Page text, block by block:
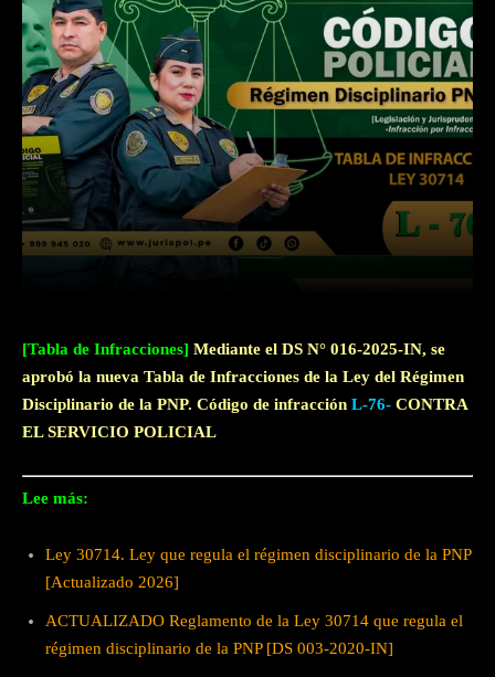
Twitter
[Tabla de Infracciones] Mediante el DS N° 016-2025-IN, se
aprobó la nueva Tabla de Infracciones de la Ley del Régimen
Disciplinario de la PNP. Código de infracción L-76- CONTRA
EL SERVICIO POLICIAL
Lee más:
Ley 30714. Ley que regula el régimen disciplinario de la PNP
[Actualizado 2026]
ACTUALIZADO Reglamento de la Ley 30714 que regula el
régimen disciplinario de la PNP [DS 003-2020-IN]